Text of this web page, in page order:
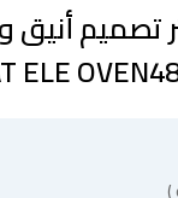
دانسات كهربائي 48
)